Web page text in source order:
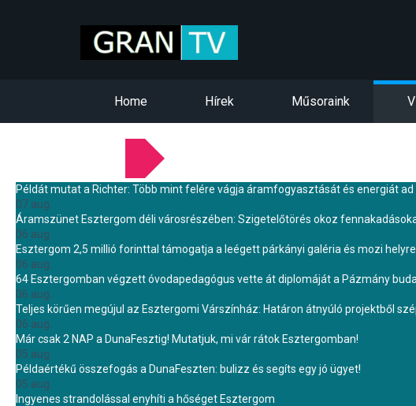
Home Hírek Műsoraink
Példát mutat a Richter: Több mint felére vágja áramfogyasztását és energiát
07 aug.
Áramszünet Esztergom déli városrészében: Szigetelőtörés okoz
06 aug.
Esztergom 2,5 millió forinttal támogatja a leégett párkányi galéria és mozi
06 aug.
64 Esztergomban végzett óvodapedagógus vette át diplomáját a Pázmány
06 aug.
Teljes körűen megújul az Esztergomi Várszínház: Határon átnyúló projektből
06 aug.
Már csak 2 NAP a DunaFesztig! Mutatjuk, mi vár rátok Esztergomban!
05 aug.
Példaértékű összefogás a DunaFeszten: bulizz és segíts egy jó ügyet!
05 aug.
Ingyenes strandolással enyhíti a hőséget Esztergom